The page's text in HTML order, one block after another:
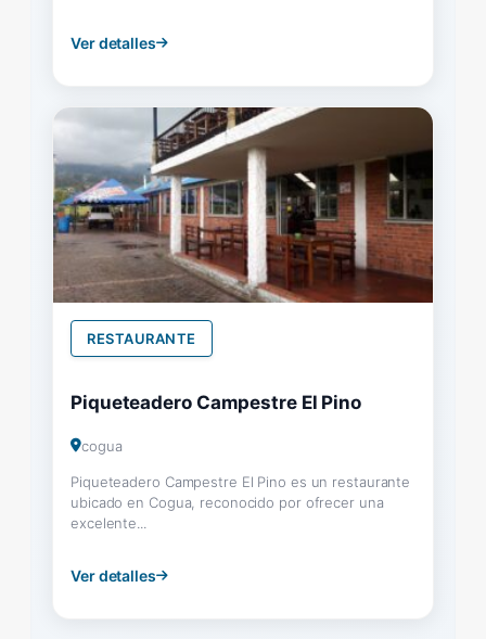
Ver detalles
RESTAURANTE
Piqueteadero Campestre El Pino
cogua
Piqueteadero Campestre El Pino es un restaurante
ubicado en Cogua, reconocido por ofrecer una
excelente...
Ver detalles